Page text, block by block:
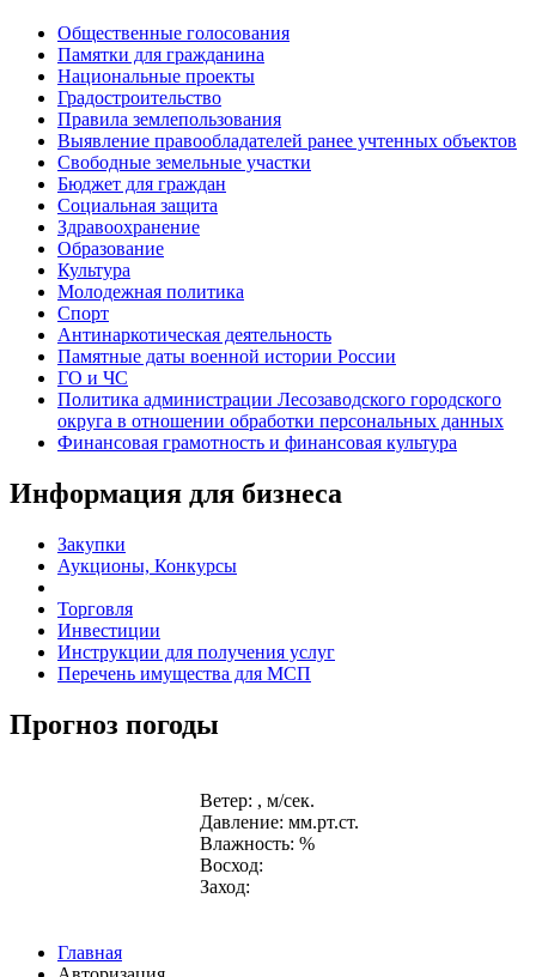
Общественные голосования
Памятки для гражданина
Национальные проекты
Градостроительство
Правила землепользования
Выявление правообладателей ранее учтенных объектов
Свободные земельные участки
Бюджет для граждан
Социальная защита
Здравоохранение
Образование
Культура
Молодежная политика
Спорт
Антинаркотическая деятельность
Памятные даты военной истории России
ГО и ЧС
Политика администрации Лесозаводского городского
округа в отношении обработки персональных данных
Финансовая грамотность и финансовая культура
Информация для бизнеса
Закупки
Аукционы, Конкурсы
Торговля
Инвестиции
Инструкции для получения услуг
Перечень имущества для МСП
Прогноз погоды
Ветер: , м/сек.
Давление: мм.рт.ст.
Влажность: %
Восход:
Заход:
Главная